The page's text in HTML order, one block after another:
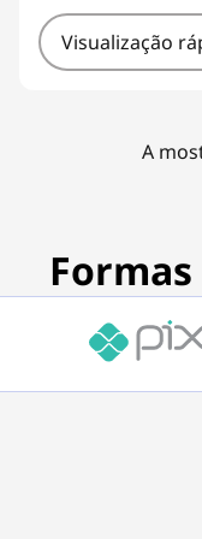
Visualização
A